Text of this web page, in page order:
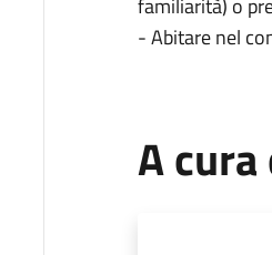
familiarità) o
- Abitare nel
A cura